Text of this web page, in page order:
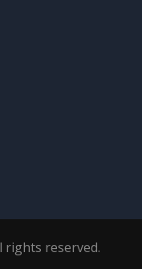
rights reserved.